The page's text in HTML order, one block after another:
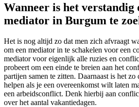
Wanneer is het verstandig
mediator in Burgum te
Het is nog altijd zo dat men zich afvraagt
om een mediator in te schakelen voor een
mediator voor eigenlijk alle ruzies en
probeert om een einde te breien aan het
partijen samen te zitten. Daarnaast is het zo
helpen als je een overeenkomst wilt laten
een arbeidsconflict. Denk hierbij aan
over het aantal vakantiedagen.